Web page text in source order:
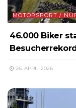
MOTORSPORT /
46.000 Biker
26. APRIL 2026